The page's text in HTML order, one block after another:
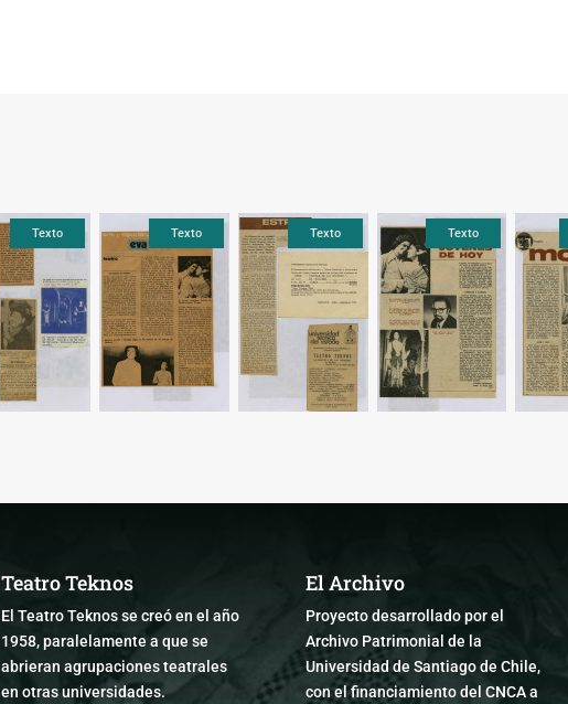
Texto Texto Texto Texto
Teatro Teknos
El Teatro Teknos se creó en el año
1958, paralelamente a que se
abrieran agrupaciones teatrales
en otras universidades.
El Archivo
Proyecto desarrollado por el
Archivo Patrimonial de la
Universidad de Santiago de Chile,
con el financiamiento del CNCA a